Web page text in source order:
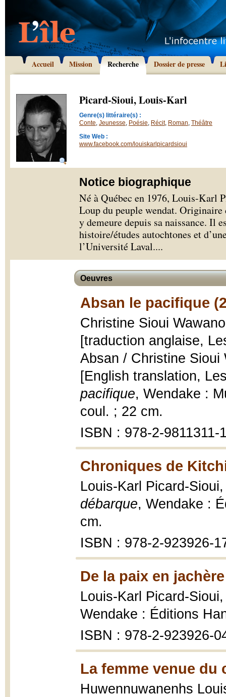
Accueil Mission Recherche Dossier de presse
Picard-Sioui, Louis-Karl
Genre(s) littéraire(s) :
Conte, Jeunesse, Poésie, Récit, Roman, Théâtre
Site Web :
www.facebook.com/louiskarlpicardsioui
Notice biographique
Né à Québec en 1976, Louis-Karl
Loup du peuple wendat.
y demeure depuis sa naissance. Il
histoire/études autochtones et
l’Université Laval....
Oeuvres
Absan le pacifique
Christine Sioui
[traduction anglaise,
Absan / Christine Sioui
[English translation,
pacifique, Wendake :
coul. ; 22 cm.
ISBN : 978-2-9811311-
Chroniques de
Louis-Karl Picard-
débarque, Wendake :
cm.
ISBN : 978-2-923926-
De la paix en
Louis-Karl Picard-
Wendake : Éditions
ISBN : 978-2-923926-
La femme venue du
Huwennuwanenhs